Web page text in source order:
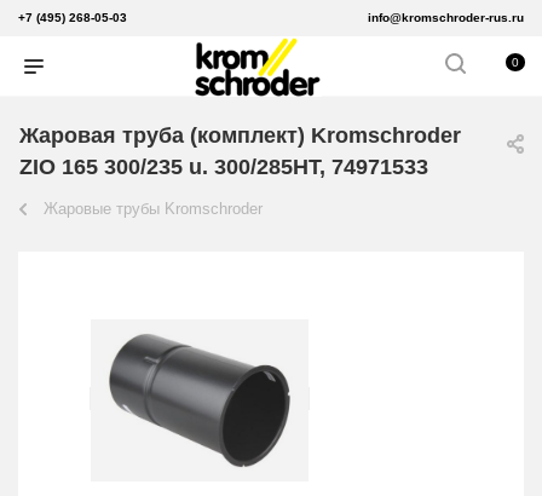
+7 (495) 268-05-03 info@kromschroder-rus.ru
0
Жаровая труба (комплект) Kromschroder
ZIO 165 300/235 u. 300/285HT, 74971533
Жаровые трубы Kromschroder